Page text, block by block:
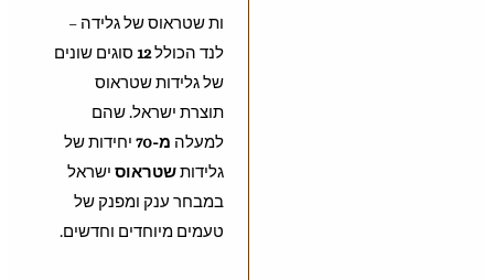
ות שטראוסשל גלידה –
לנד הכולל12 סוגים שונים
של גלידות שטראוס
תוצרת ישראל. שהם
למעלה מ-70
יחידות של
גלידותשטראוס ישראל
במבחר ענק ומפנק של
טעמים מיוחדים וחדשים.